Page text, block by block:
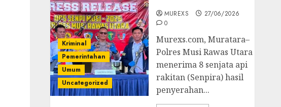
Kriminal
Pemerintahan
Umum
Uncategorized
MUREXS
27/06/2026
0
Murexs.com, Muratara–
Polres Musi Rawas Utara
menerima 8 senjata api
rakitan (Senpira) hasil
penyerahan...